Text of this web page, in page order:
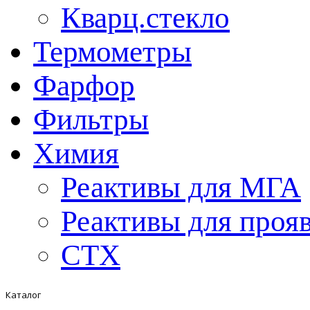
Кварц.стекло
Термометры
Фарфор
Фильтры
Химия
Реактивы для МГА
Реактивы для
СТХ
Каталог